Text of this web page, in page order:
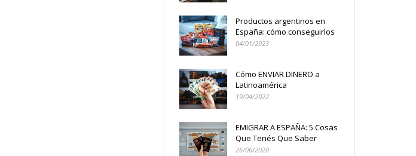
Productos argentinos en
España: cómo conseguirlos
04/01/2023
Cómo ENVIAR DINERO a
Latinoamérica
19/04/2022
EMIGRAR A ESPAÑA: 5 Cosas
Que Tenés Que Saber
26/06/2020